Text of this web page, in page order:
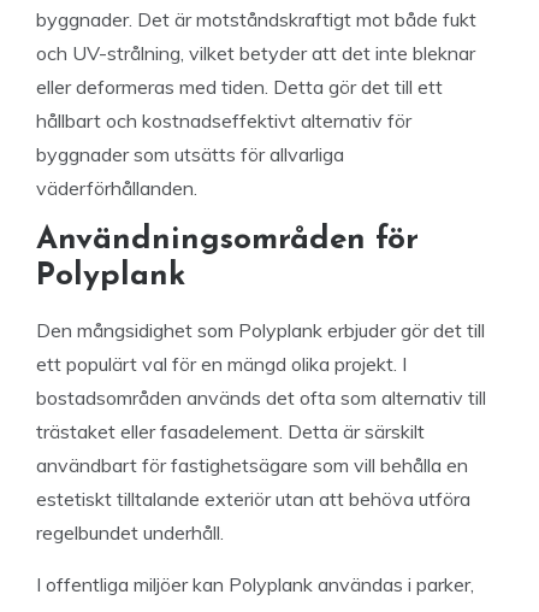
byggnader. Det är motståndskraftigt mot både fukt
och UV-strålning, vilket betyder att det inte bleknar
eller deformeras med tiden. Detta gör det till ett
hållbart och kostnadseffektivt alternativ för
byggnader som utsätts för allvarliga
väderförhållanden.
Användningsområden för
Polyplank
Den mångsidighet som Polyplank erbjuder gör det till
ett populärt val för en mängd olika projekt. I
bostadsområden används det ofta som alternativ till
trästaket eller fasadelement. Detta är särskilt
användbart för fastighetsägare som vill behålla en
estetiskt tilltalande exteriör utan att behöva utföra
regelbundet underhåll.
I offentliga miljöer kan Polyplank användas i parker,